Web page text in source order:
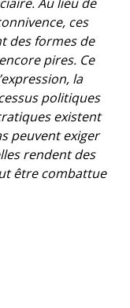
ces
des formes de
pires. Ce
la
politiques
existent
peuvent exiger
rendent des
être combattue